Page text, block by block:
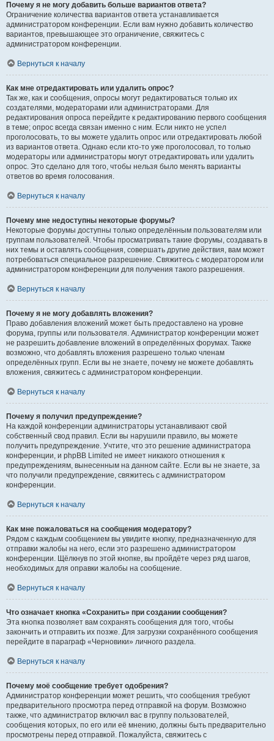
Почему я не могу добавить больше вариантов ответа?
Ограничение количества вариантов ответа устанавливается
администратором конференции. Если вам нужно добавить количество
вариантов, превышающее это ограничение, свяжитесь с
администратором конференции.
Вернуться к началу
Как мне отредактировать или удалить опрос?
Так же, как и сообщения, опросы могут редактироваться только их
создателями, модераторами или администраторами. Для
редактирования опроса перейдите к редактированию первого сообщения
в теме; опрос всегда связан именно с ним. Если никто не успел
проголосовать, то вы можете удалить опрос или отредактировать любой
из вариантов ответа. Однако если кто-то уже проголосовал, то только
модераторы или администраторы могут отредактировать или удалить
опрос. Это сделано для того, чтобы нельзя было менять варианты
ответов во время голосования.
Вернуться к началу
Почему мне недоступны некоторые форумы?
Некоторые форумы доступны только определённым пользователям или
группам пользователей. Чтобы просматривать такие форумы, создавать в
них темы и оставлять сообщения, совершать другие действия, вам может
потребоваться специальное разрешение. Свяжитесь с модератором или
администратором конференции для получения такого разрешения.
Вернуться к началу
Почему я не могу добавлять вложения?
Право добавления вложений может быть предоставлено на уровне
форума, группы или пользователя. Администратор конференции может
не разрешить добавление вложений в определённых форумах. Также
возможно, что добавлять вложения разрешено только членам
определённых групп. Если вы не знаете, почему не можете добавлять
вложения, свяжитесь с администратором конференции.
Вернуться к началу
Почему я получил предупреждение?
На каждой конференции администраторы устанавливают свой
собственный свод правил. Если вы нарушили правило, вы можете
получить предупреждение. Учтите, что это решение администратора
конференции, и phpBB Limited не имеет никакого отношения к
предупреждениям, вынесенным на данном сайте. Если вы не знаете, за
что получили предупреждение, свяжитесь с администратором
конференции.
Вернуться к началу
Как мне пожаловаться на сообщения модератору?
Рядом с каждым сообщением вы увидите кнопку, предназначенную для
отправки жалобы на него, если это разрешено администратором
конференции. Щёлкнув по этой кнопке, вы пройдёте через ряд шагов,
необходимых для оправки жалобы на сообщение.
Вернуться к началу
Что означает кнопка «Сохранить» при создании сообщения?
Эта кнопка позволяет вам сохранять сообщения для того, чтобы
закончить и отправить их позже. Для загрузки сохранённого сообщения
перейдите в параграф «Черновики» личного раздела.
Вернуться к началу
Почему моё сообщение требует одобрения?
Администратор конференции может решить, что сообщения требуют
предварительного просмотра перед отправкой на форум. Возможно
также, что администратор включил вас в группу пользователей,
сообщения которых, по его или её мнению, должны быть предварительно
просмотрены перед отправкой. Пожалуйста, свяжитесь с